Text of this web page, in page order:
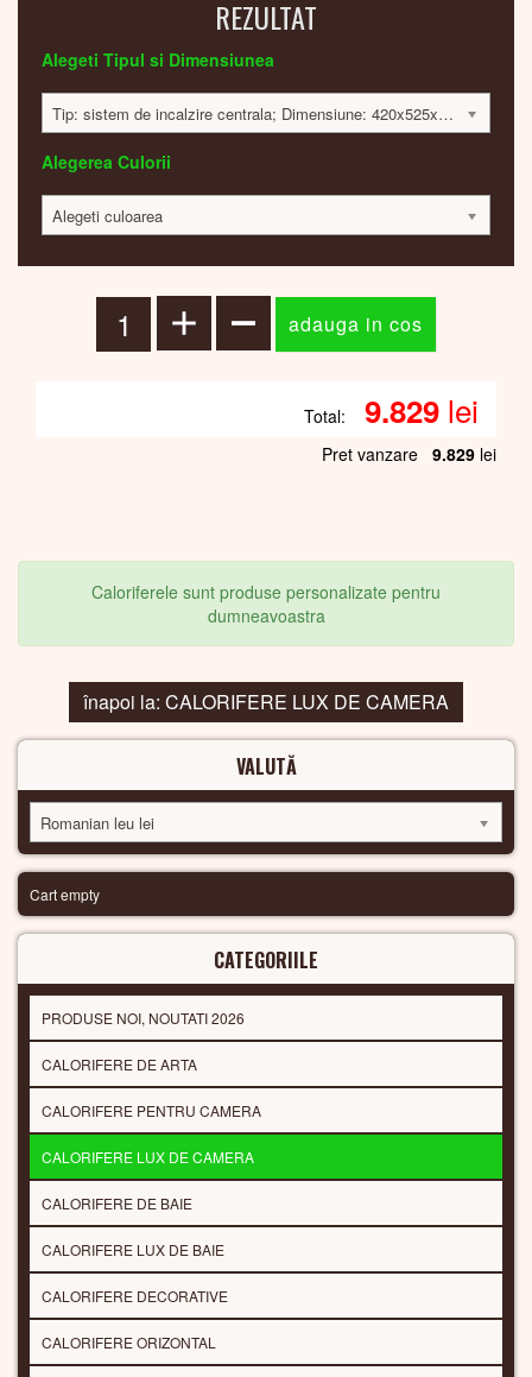
REZULTAT
Alegeti Tipul si Dimensiunea
Tip: sistem de incalzire centrala; Dimensiune: 420x525x60; 339 Watt; 9797 lei
Alegerea Culorii
Alegeti culoarea
Total: 9.829 lei
Pret vanzare 9.829 lei
Caloriferele sunt produse personalizate pentru
dumneavoastra
înapoi la: CALORIFERE LUX DE CAMERA
VALUTĂ
Romanian leu lei
Cart empty
CATEGORIILE
PRODUSE NOI, NOUTATI 2026
CALORIFERE DE ARTA
CALORIFERE PENTRU CAMERA
CALORIFERE LUX DE CAMERA
CALORIFERE DE BAIE
CALORIFERE LUX DE BAIE
CALORIFERE DECORATIVE
CALORIFERE ORIZONTAL